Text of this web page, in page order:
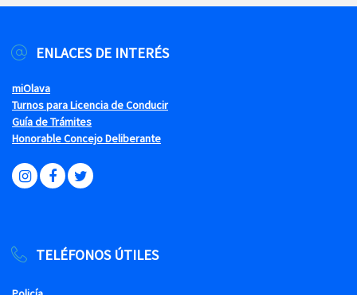
ENLACES DE INTERÉS
miOlava
Turnos para Licencia de Conducir
Guía de Trámites
Honorable Concejo Deliberante
TELÉFONOS ÚTILES